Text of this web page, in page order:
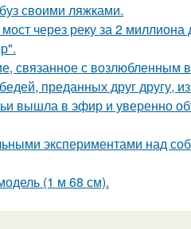
своими ляжками.
через реку за 2 миллиона
связанное с возлюбленным
преданных друг другу,
вышла в эфир и уверенно
экспериментами над
(1 м 68 см).